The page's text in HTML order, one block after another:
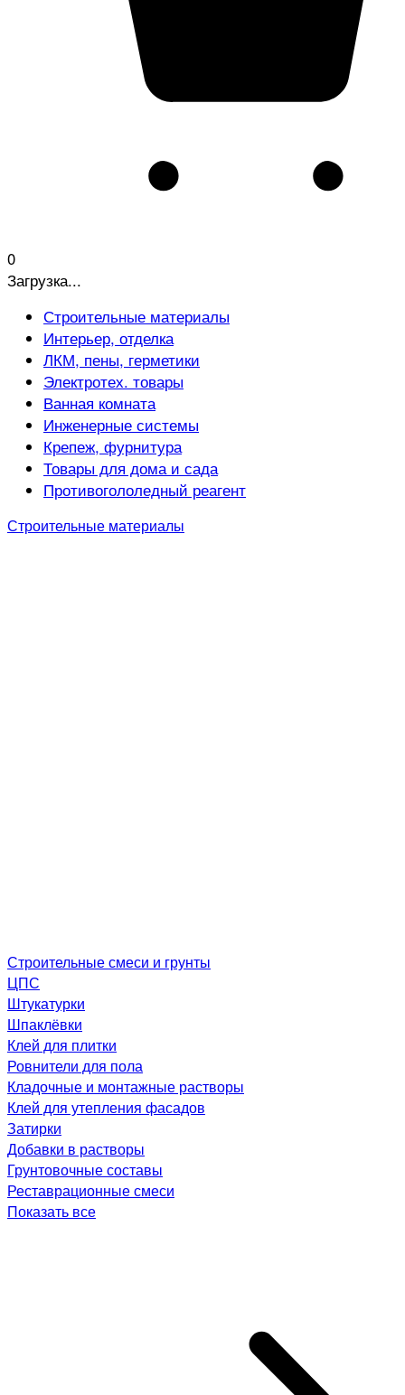
0
Загрузка...
Строительные материалы
Интерьер, отделка
ЛКМ, пены, герметики
Электротех. товары
Ванная комната
Инженерные системы
Крепеж, фурнитура
Товары для дома и сада
Противогололедный реагент
Строительные материалы
Строительные смеси и грунты
ЦПС
Штукатурки
Шпаклёвки
Клей для плитки
Ровнители для пола
Кладочные и монтажные растворы
Клей для утепления фасадов
Затирки
Добавки в растворы
Грунтовочные составы
Реставрационные смеси
Показать все